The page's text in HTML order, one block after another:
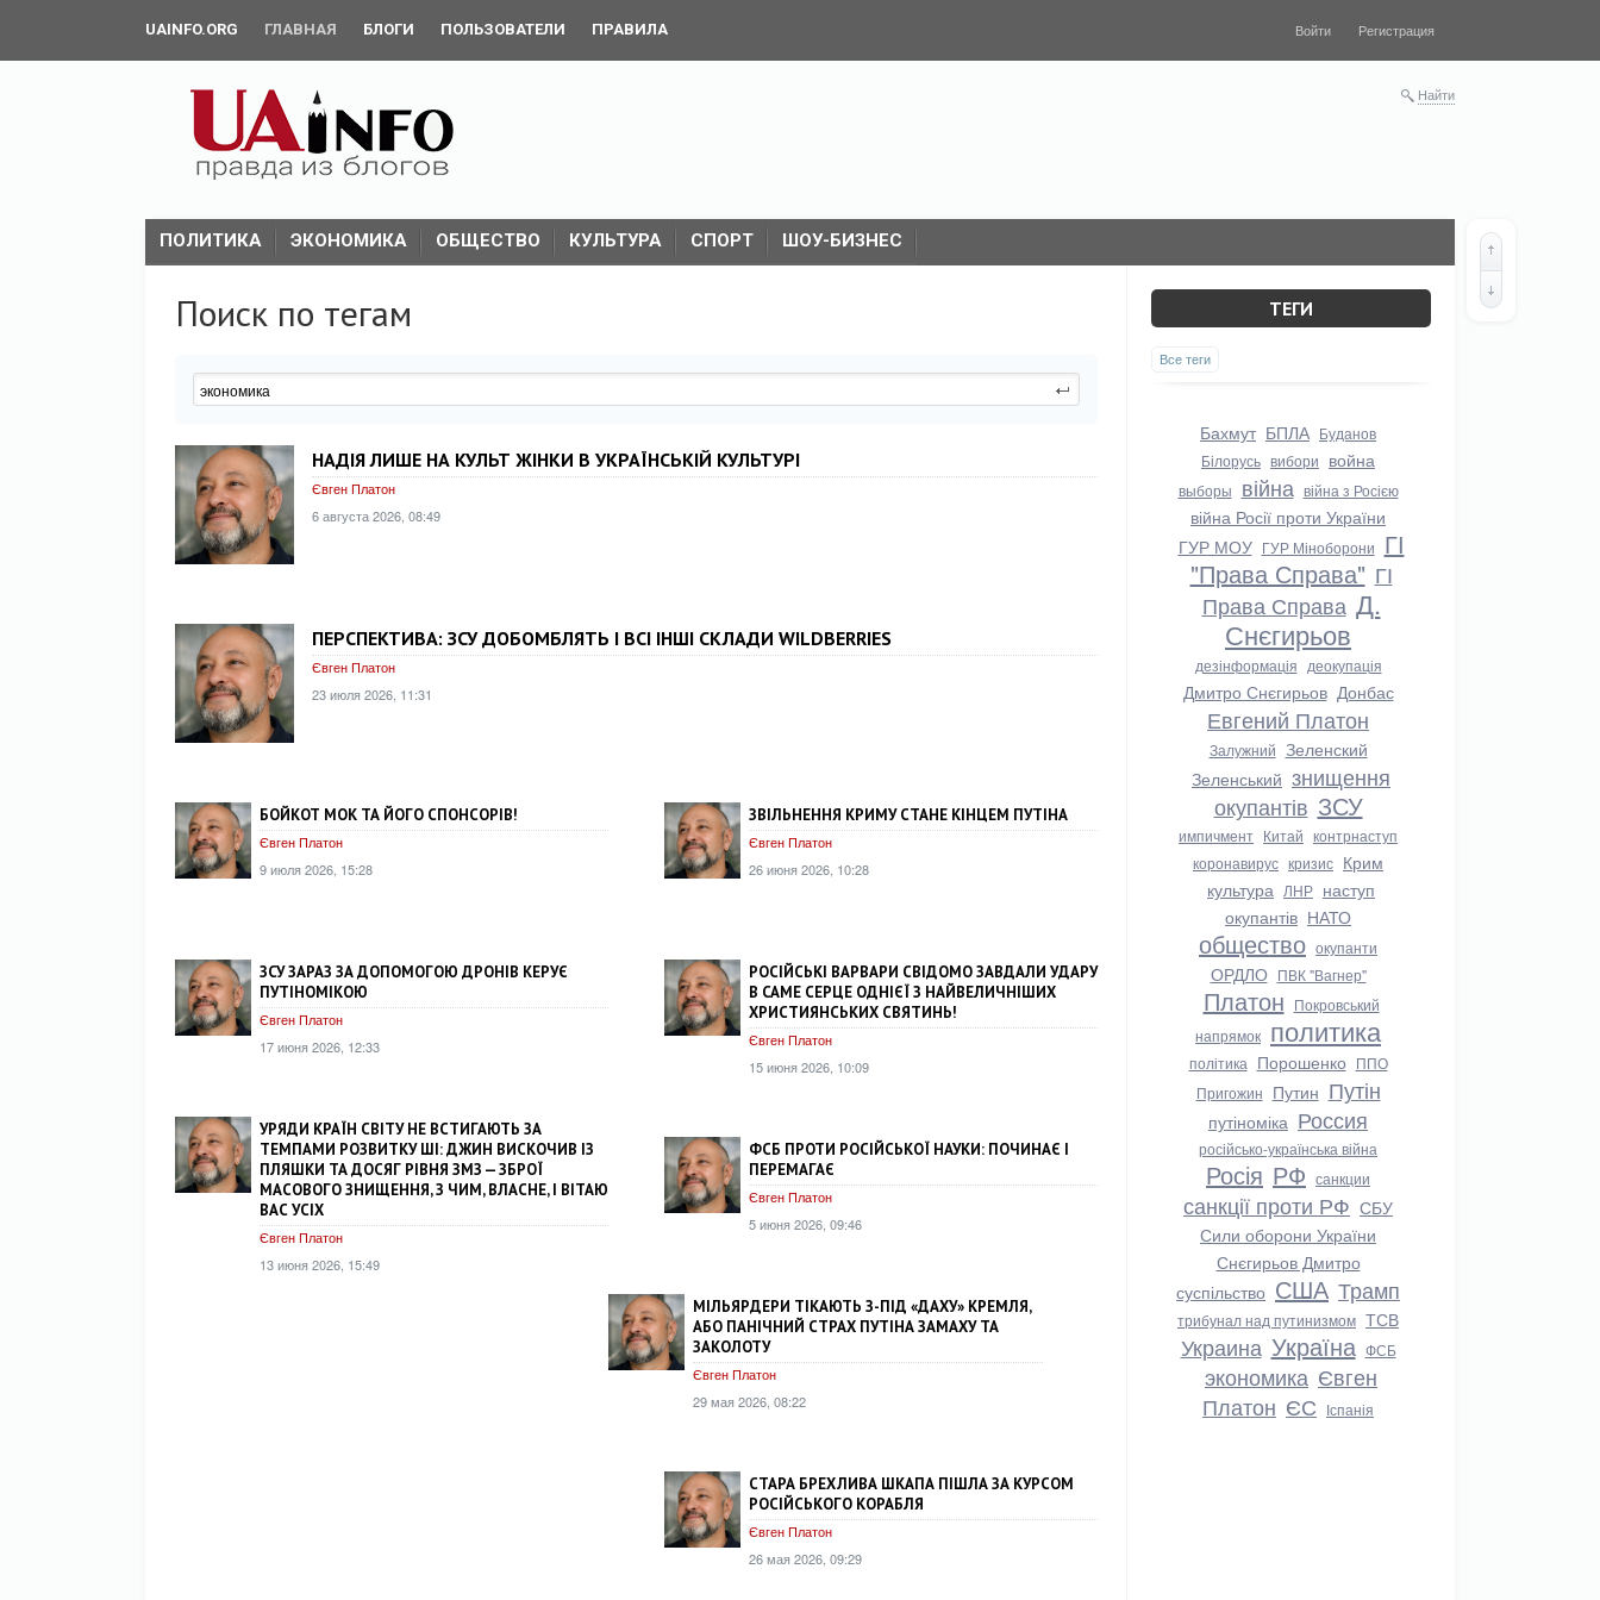
UAINFO.ORG ГЛАВНАЯ БЛОГИ ПОЛЬЗОВАТЕЛИ ПРАВИЛА Войти Регистрация
Найти
ПОЛИТИКА ЭКОНОМИКА ОБЩЕСТВО КУЛЬТУРА СПОРТ ШОУ-БИЗНЕС
Поиск по тегам
НАДІЯ ЛИШЕ НА КУЛЬТ ЖІНКИ В УКРАЇНСЬКІЙ КУЛЬТУРІ
Євген Платон
6 августа 2026, 08:49
ПЕРСПЕКТИВА: ЗСУ ДОБОМБЛЯТЬ І ВСІ ІНШІ СКЛАДИ WILDBERRIES
Євген Платон
23 июля 2026, 11:31
БОЙКОТ МОК ТА ЙОГО СПОНСОРІВ!
Євген Платон
9 июля 2026, 15:28
ЗВІЛЬНЕННЯ КРИМУ СТАНЕ КІНЦЕМ ПУТІНА
Євген Платон
26 июня 2026, 10:28
ЗСУ ЗАРАЗ ЗА ДОПОМОГОЮ ДРОНІВ КЕРУЄ
ПУТІНОМІКОЮ
Євген Платон
17 июня 2026, 12:33
РОСІЙСЬКІ ВАРВАРИ СВІДОМО ЗАВДАЛИ УДАРУ
В САМЕ СЕРЦЕ ОДНІЄЇ З НАЙВЕЛИЧНІШИХ
ХРИСТИЯНСЬКИХ СВЯТИНЬ!
Євген Платон
15 июня 2026, 10:09
УРЯДИ КРАЇН СВІТУ НЕ ВСТИГАЮТЬ ЗА
ТЕМПАМИ РОЗВИТКУ ШІ: ДЖИН ВИСКОЧИВ ІЗ
ПЛЯШКИ ТА ДОСЯГ РІВНЯ ЗМЗ — ЗБРОЇ
МАСОВОГО ЗНИЩЕННЯ, З ЧИМ, ВЛАСНЕ, І ВІТАЮ
ВАС УСІХ
Євген Платон
13 июня 2026, 15:49
ФСБ ПРОТИ РОСІЙСЬКОЇ НАУКИ: ПОЧИНАЄ І
ПЕРЕМАГАЄ
Євген Платон
5 июня 2026, 09:46
МІЛЬЯРДЕРИ ТІКАЮТЬ З-ПІД «ДАХУ» КРЕМЛЯ,
АБО ПАНІЧНИЙ СТРАХ ПУТІНА ЗАМАХУ ТА
ЗАКОЛОТУ
Євген Платон
29 мая 2026, 08:22
СТАРА БРЕХЛИВА ШКАПА ПІШЛА ЗА КУРСОМ
РОСІЙСЬКОГО КОРАБЛЯ
Євген Платон
26 мая 2026, 09:29
ТЕГИ
Все теги
Бахмут БПЛА Буданов
Білорусь вибори война
выборы війна війна з Росією
війна Росії проти України
ГУР МОУ ГУР Міноборони ГІ
"Права Справа" ГІ
Права Справа Д.
Снєгирьов
дезінформація деокупація
Дмитро Снєгирьов Донбас
Евгений Платон
Залужний Зеленский
Зеленський знищення
окупантів ЗСУ
импичмент Китай контрнаступ
коронавирус кризис Крим
культура ЛНР наступ
окупантів НАТО
общество окупанти
ОРДЛО ПВК "Вагнер"
Платон Покровський
напрямок политика
політика Порошенко ППО
Пригожин Путин Путін
путіноміка Россия
російсько-українська війна
Росія РФ санкции
санкції проти РФ СБУ
Сили оборони України
Снєгирьов Дмитро
суспільство США Трамп
трибунал над путинизмом ТСВ
Украина Україна ФСБ
экономика Євген
Платон ЄС Іспанія